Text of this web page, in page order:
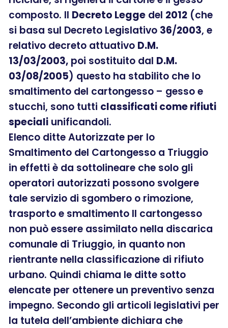
composto. Il Decreto Legge del 2012 (che
si basa sul Decreto Legislativo 36/2003, e
relativo decreto attuativo D.M.
13/03/2003, poi sostituito dal D.M.
03/08/2005) questo ha stabilito che lo
smaltimento del cartongesso – gesso e
stucchi, sono tutti classificati come rifiuti
speciali unificandoli.
Elenco ditte Autorizzate per lo
Smaltimento del Cartongesso a Triuggio
in effetti è da sottolineare che solo gli
operatori autorizzati possono svolgere
tale servizio di sgombero o rimozione,
trasporto e smaltimento Il cartongesso
non può essere assimilato nella discarica
comunale di Triuggio, in quanto non
rientrante nella classificazione di rifiuto
urbano. Quindi chiama le ditte sotto
elencate per ottenere un preventivo senza
impegno. Secondo gli articoli legislativi per
la tutela dell’ambiente dichiara che